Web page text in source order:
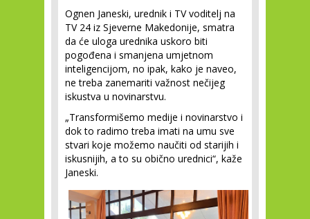
Ognen Janeski, urednik i TV voditelj na
TV 24 iz Sjeverne Makedonije, smatra
da će uloga urednika uskoro biti
pogođena i smanjena umjetnom
inteligencijom, no ipak, kako je naveo,
ne treba zanemariti važnost nečijeg
iskustva u novinarstvu.
„Transformišemo medije i novinarstvo i
dok to radimo treba imati na umu sve
stvari koje možemo naučiti od starijih i
iskusnijih, a to su obično urednici“, kaže
Janeski.